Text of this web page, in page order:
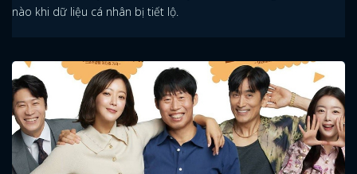
nào khi dữ liệu cá nhân bị tiết lộ.